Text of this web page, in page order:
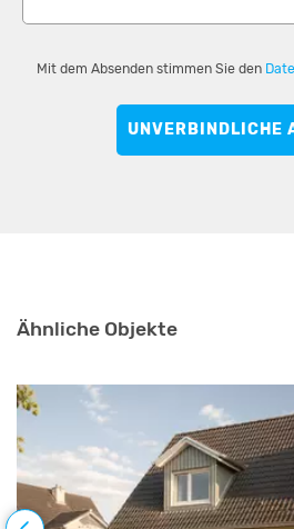
Mit dem Absenden stimmen Sie den
UNVERBINDLICHE
Ähnliche Objekte